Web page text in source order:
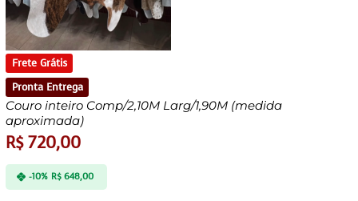
Frete Grátis
Pronta Entrega
Couro inteiro Comp/2,10M Larg/1,90M (medida
aproximada)
R$720,00
-10% R$648,00